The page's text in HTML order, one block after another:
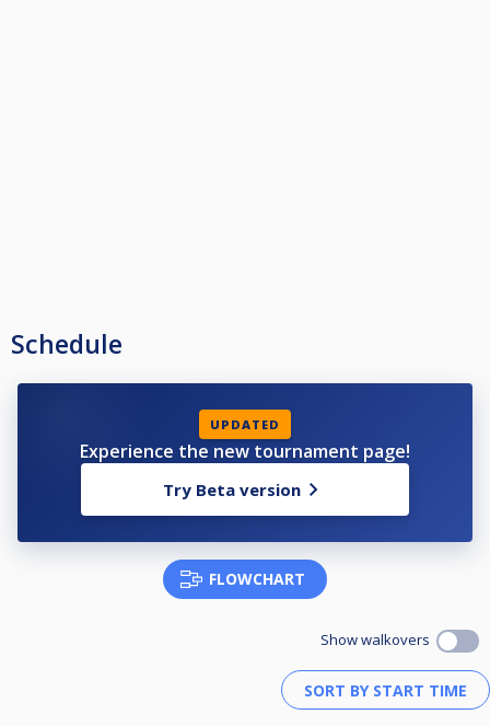
Schedule
UPDATED
Experience the new tournament page!
Try Beta version
FLOWCHART
Show walkovers